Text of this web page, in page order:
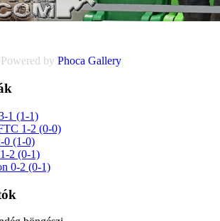
Powered by Phoca Gallery
1 (1-1)
1-2 (0-0)
0 (1-0)
2 (0-1)
0-2 (0-1)